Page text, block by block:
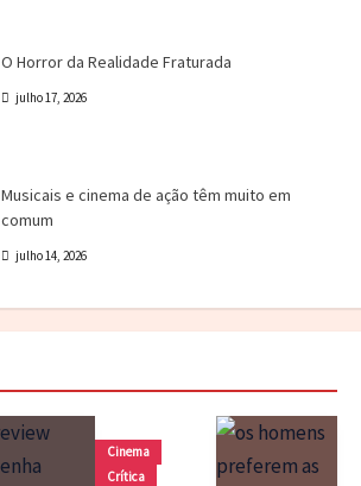
O Horror da Realidade Fraturada
julho 17, 2026
Musicais e cinema de ação têm muito em
comum
julho 14, 2026
Cinema
Crítica